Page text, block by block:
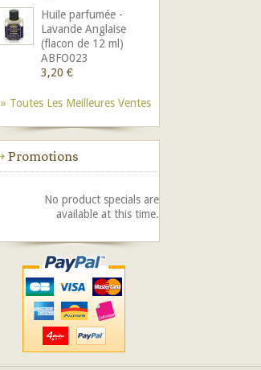
Huile parfumée -
Lavande Anglaise
(flacon de 12 ml)
ABFO023
3,20 €
» Toutes Les Meilleures Ventes
Promotions
No product specials are
available at this time.